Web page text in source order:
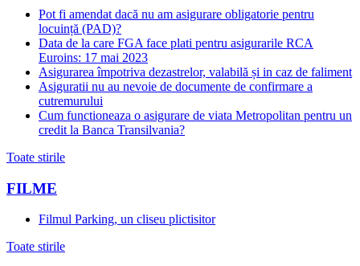
Pot fi amendat dacă nu am asigurare obligatorie pentru
locuință (PAD)?
Data de la care FGA face plati pentru asigurarile RCA
Euroins: 17 mai 2023
Asigurarea împotriva dezastrelor, valabilă și in caz de faliment
Asiguratii nu au nevoie de documente de confirmare a
cutremurului
Cum functioneaza o asigurare de viata Metropolitan pentru un
credit la Banca Transilvania?
Toate stirile
FILME
Filmul Parking, un cliseu plictisitor
Toate stirile